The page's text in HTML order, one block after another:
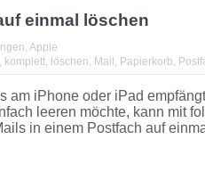
einmal löschen
Apple
komplett, löschen Mail Papierkorb
am iPhone oder iPad
leeren möchte, kann mit
in einem Postfach auf